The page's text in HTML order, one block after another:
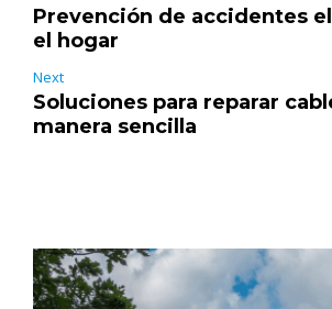
Prevención de accidentes
el hogar
Next
Soluciones para reparar
manera sencilla